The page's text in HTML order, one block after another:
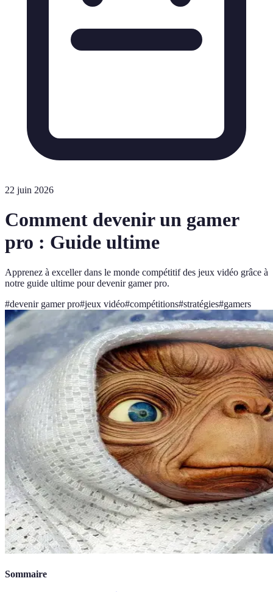
22 juin 2026
Comment devenir un gamer
pro : Guide ultime
Apprenez à exceller dans le monde compétitif des jeux vidéo grâce à
notre guide ultime pour devenir gamer pro.
#devenir gamer pro#jeux vidéo#compétitions#stratégies#gamers
Sommaire